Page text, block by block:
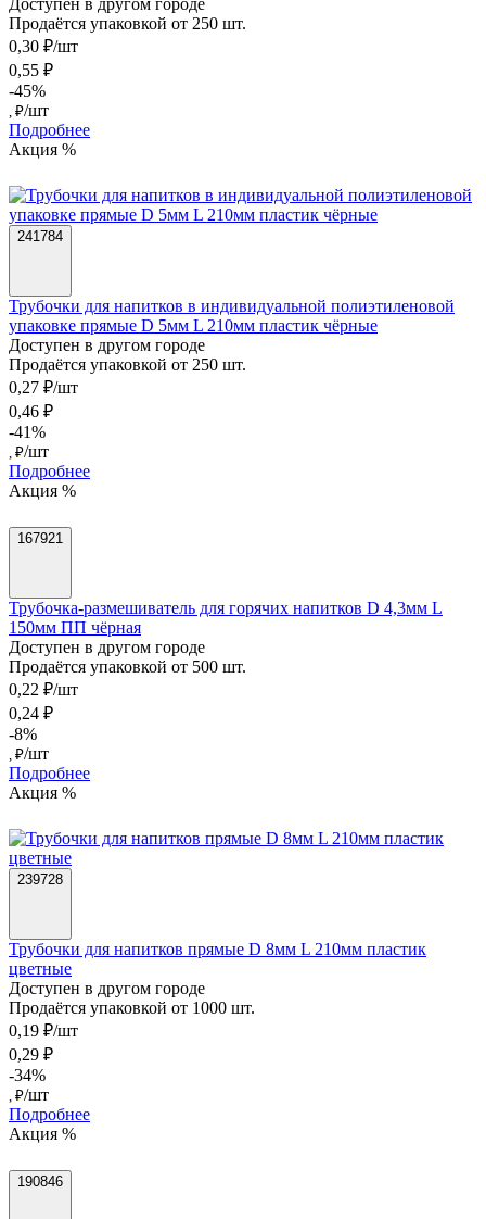
Продаётся упаковкой от 250 шт.
0,30 ₽/шт
0,55 ₽
-45%
, ₽/шт
Подробнее
Акция %
241784
Трубочки для напитков в индивидуальной полиэтиленовой
упаковке прямые D 5мм L 210мм пластик чёрные
Доступен в другом городе
Продаётся упаковкой от 250 шт.
0,27 ₽/шт
0,46 ₽
-41%
, ₽/шт
Подробнее
Акция %
167921
Трубочка-размешиватель для горячих напитков D 4,3мм L
150мм ПП чёрная
Доступен в другом городе
Продаётся упаковкой от 500 шт.
0,22 ₽/шт
0,24 ₽
-8%
, ₽/шт
Подробнее
Акция %
239728
Трубочки для напитков прямые D 8мм L 210мм пластик
цветные
Доступен в другом городе
Продаётся упаковкой от 1000 шт.
0,19 ₽/шт
0,29 ₽
-34%
, ₽/шт
Подробнее
Акция %
190846